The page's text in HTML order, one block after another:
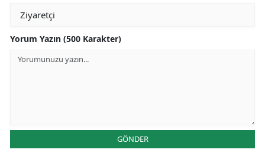
Yorum Yazın (500 Karakter)
GÖNDER